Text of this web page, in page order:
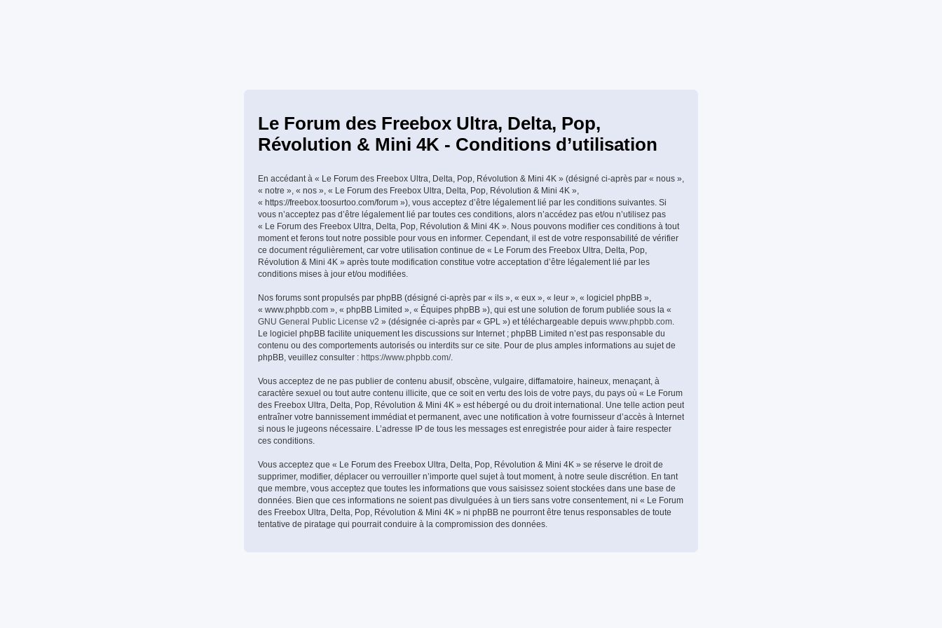
Le Forum des Freebox Ultra, Delta, Pop,
Révolution & Mini 4K - Conditions d’utilisation
En accédant à « Le Forum des Freebox Ultra, Delta, Pop, Révolution & Mini 4K » (désigné ci-après par « nous »,
« notre », « nos », « Le Forum des Freebox Ultra, Delta, Pop, Révolution & Mini 4K »,
« https://freebox.toosurtoo.com/forum »), vous acceptez d’être légalement lié par les conditions suivantes. Si
vous n’acceptez pas d’être légalement lié par toutes ces conditions, alors n’accédez pas et/ou n’utilisez pas
« Le Forum des Freebox Ultra, Delta, Pop, Révolution & Mini 4K ». Nous pouvons modifier ces conditions à tout
moment et ferons tout notre possible pour vous en informer. Cependant, il est de votre responsabilité de vérifier
ce document régulièrement, car votre utilisation continue de « Le Forum des Freebox Ultra, Delta, Pop,
Révolution & Mini 4K » après toute modification constitue votre acceptation d’être légalement lié par les
conditions mises à jour et/ou modifiées.
Nos forums sont propulsés par phpBB (désigné ci-après par « ils », « eux », « leur », « logiciel phpBB »,
« www.phpbb.com », « phpBB Limited », « Équipes phpBB »), qui est une solution de forum publiée sous la «
GNU General Public License v2 » (désignée ci-après par « GPL ») et téléchargeable depuis www.phpbb.com.
Le logiciel phpBB facilite uniquement les discussions sur Internet ; phpBB Limited n’est pas responsable du
contenu ou des comportements autorisés ou interdits sur ce site. Pour de plus amples informations au sujet de
phpBB, veuillez consulter : https://www.phpbb.com/.
Vous acceptez de ne pas publier de contenu abusif, obscène, vulgaire, diffamatoire, haineux, menaçant, à
caractère sexuel ou tout autre contenu illicite, que ce soit en vertu des lois de votre pays, du pays où « Le Forum
des Freebox Ultra, Delta, Pop, Révolution & Mini 4K » est hébergé ou du droit international. Une telle action peut
entraîner votre bannissement immédiat et permanent, avec une notification à votre fournisseur d’accès à Internet
si nous le jugeons nécessaire. L’adresse IP de tous les messages est enregistrée pour aider à faire respecter
ces conditions.
Vous acceptez que « Le Forum des Freebox Ultra, Delta, Pop, Révolution & Mini 4K » se réserve le droit de
supprimer, modifier, déplacer ou verrouiller n’importe quel sujet à tout moment, à notre seule discrétion. En tant
que membre, vous acceptez que toutes les informations que vous saisissez soient stockées dans une base de
données. Bien que ces informations ne soient pas divulguées à un tiers sans votre consentement, ni « Le Forum
des Freebox Ultra, Delta, Pop, Révolution & Mini 4K » ni phpBB ne pourront être tenus responsables de toute
tentative de piratage qui pourrait conduire à la compromission des données.